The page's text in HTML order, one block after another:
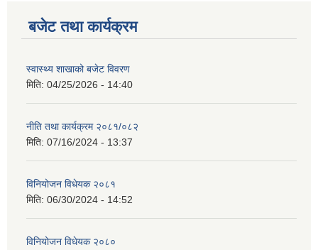
बजेट तथा कार्यक्रम
स्वास्थ्य शाखाको बजेट विवरण
मिति: 04/25/2026 - 14:40
नीति तथा कार्यक्रम २०८१/०८२
मिति: 07/16/2024 - 13:37
विनियोजन विधेयक २०८१
मिति: 06/30/2024 - 14:52
विनियोजन विधेयक २०८०